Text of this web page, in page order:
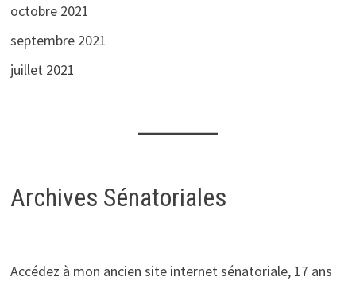
octobre 2021
septembre 2021
juillet 2021
Archives Sénatoriales
Accédez à mon ancien site internet sénatoriale, 17 ans